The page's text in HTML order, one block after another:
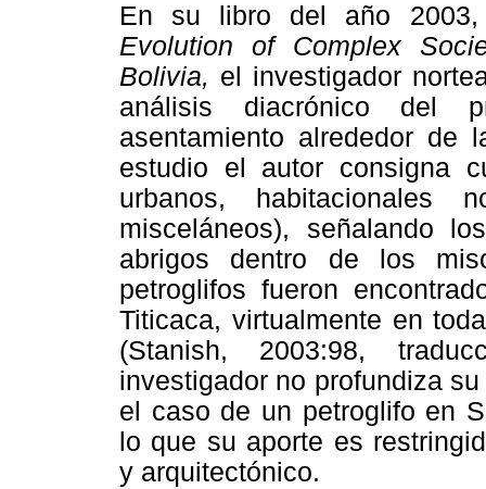
En su libro del año 2003,
Evolution of Complex
Bolivia, el investigador
análisis diacrónico del
asentamiento alrededor de
estudio el autor consigna
urbanos, habitacionales
misceláneos), señalando
abrigos dentro de los
petroglifos fueron
Titicaca, virtualmente en
(Stanish, 2003:98,
investigador no profundiza
el caso de un petroglifo en
lo que su aporte es
y arquitectónico.